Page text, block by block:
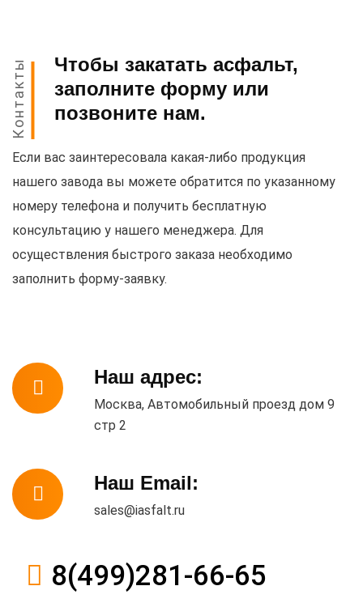
Контакты
Чтобы закатать асфальт,
заполните форму или
позвоните нам.
Если вас заинтересовала какая-либо продукция
нашего завода вы можете обратится по указанному
номеру телефона и получить бесплатную
консультацию у нашего менеджера. Для
осуществления быстрого заказа необходимо
заполнить форму-заявку.
Наш адрес:
Москва, Автомобильный проезд дом 9
стр 2
Наш Email:
sales@iasfalt.ru
8(499)281-66-65